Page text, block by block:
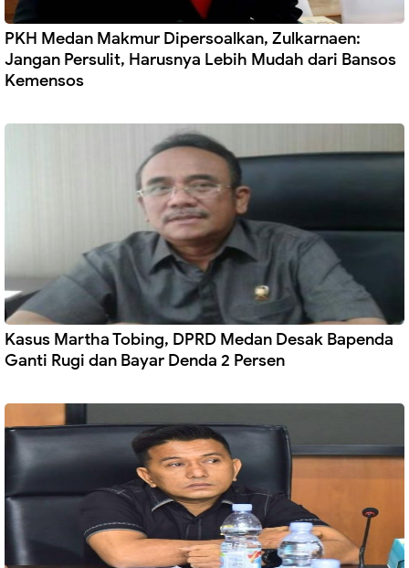
PKH Medan Makmur Dipersoalkan, Zulkarnaen:
Jangan Persulit, Harusnya Lebih Mudah dari Bansos
Kemensos
Kasus Martha Tobing, DPRD Medan Desak Bapenda
Ganti Rugi dan Bayar Denda 2 Persen